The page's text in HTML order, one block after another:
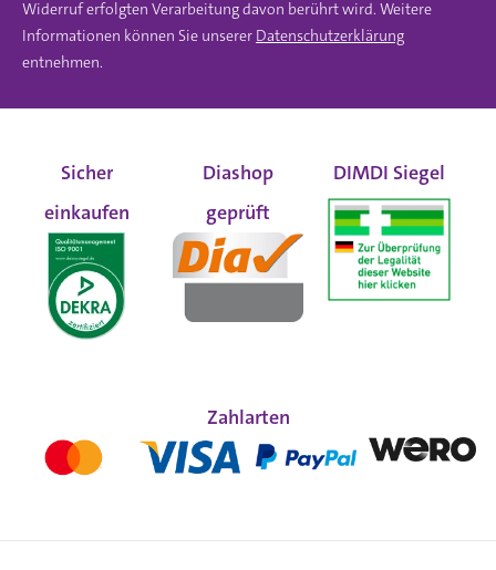
Widerruf erfolgten Verarbeitung davon berührt wird. Weitere
Informationen können Sie unserer Datenschutzerklärung
entnehmen.
Sicher
einkaufen
Diashop
geprüft
DIMDI Siegel
Zahlarten